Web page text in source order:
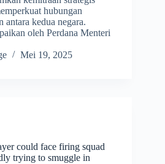
hubungan
antara kedua negara.
oleh Perdana Menteri
Mei 19, 2025
could face firing squad
trying to smuggle in